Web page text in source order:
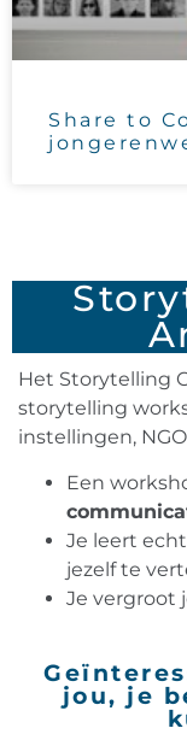
Share to
Het Storytelling
storytelling
instellingen,
Een
Je leert echt
jezelf te
Je vergroot
jou, je